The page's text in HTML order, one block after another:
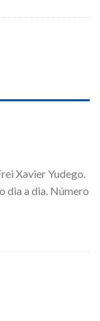
Xavier Yudego.
dia a dia. Número